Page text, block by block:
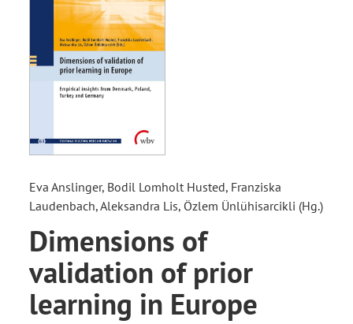
Eva Anslinger, Bodil Lomholt Husted, Franziska
Laudenbach, Aleksandra Lis, Özlem Ünlühisarcikli (Hg.)
Dimensions of
validation of prior
learning in Europe